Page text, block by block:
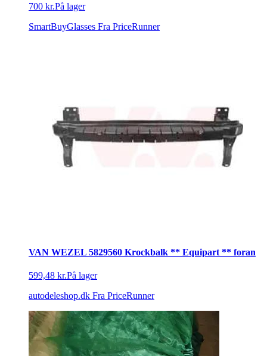
700 kr.På lager
SmartBuyGlasses Fra PriceRunner
VAN WEZEL 5829560 Krockbalk ** Equipart ** foran
599,48 kr.På lager
autodeleshop.dk Fra PriceRunner